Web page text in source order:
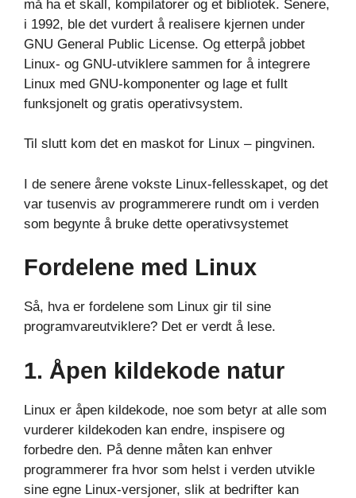
må ha et skall, kompilatorer og et bibliotek. Senere,
i 1992, ble det vurdert å realisere kjernen under
GNU General Public License. Og etterpå jobbet
Linux- og GNU-utviklere sammen for å integrere
Linux med GNU-komponenter og lage et fullt
funksjonelt og gratis operativsystem.
Til slutt kom det en maskot for Linux – pingvinen.
I de senere årene vokste Linux-fellesskapet, og det
var tusenvis av programmerere rundt om i verden
som begynte å bruke dette operativsystemet
Fordelene med Linux
Så, hva er fordelene som Linux gir til sine
programvareutviklere? Det er verdt å lese.
1. Åpen kildekode natur
Linux er åpen kildekode, noe som betyr at alle som
vurderer kildekoden kan endre, inspisere og
forbedre den. På denne måten kan enhver
programmerer fra hvor som helst i verden utvikle
sine egne Linux-versjoner, slik at bedrifter kan